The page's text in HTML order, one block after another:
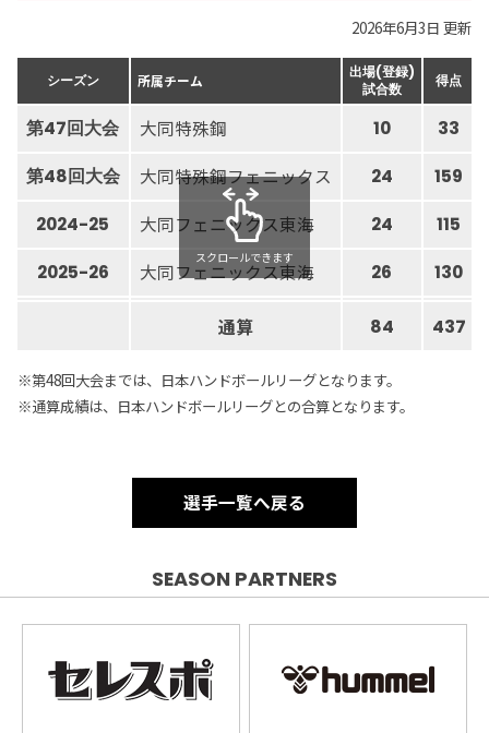
2026年6月3日 更新
シーズン 所属チーム
出場(登録)
試合数
得点
第47回大会 大同特殊鋼 10 33
第48回大会 大同特殊鋼フェニックス 24 159
2024-25 大同フェニックス東海 24 115
2025-26 大同フェニックス東海 26 130
通算 84 437
スクロールできます
※第48回大会までは、日本ハンドボールリーグとなります。
※通算成績は、日本ハンドボールリーグとの合算となります。
選手一覧へ戻る
SEASON PARTNERS